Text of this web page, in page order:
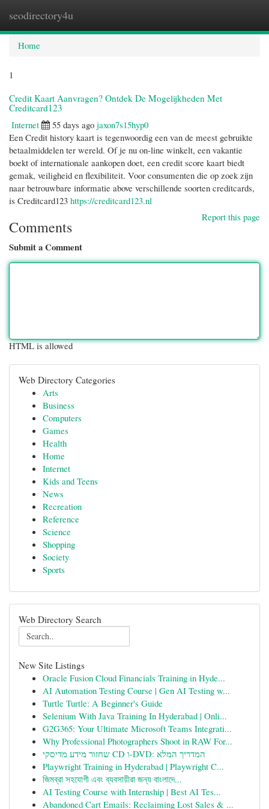
seodirectory4u
Home
1
Credit Kaart Aanvragen? Ontdek De Mogelijkheden Met
Creditcard123
Internet
55 days ago jaxon7s15hyp0
Een Credit history kaart is tegenwoordig een van de meest gebruikte
betaalmiddelen ter wereld. Of je nu on-line winkelt, een vakantie
boekt of internationale aankopen doet, een credit score kaart biedt
gemak, veiligheid en flexibiliteit. Voor consumenten die op zoek zijn
naar betrouwbare informatie above verschillende soorten creditcards,
is Creditcard123 https://creditcard123.nl
Report this page
Comments
Submit a Comment
HTML is allowed
Web Directory Categories
Arts
Business
Computers
Games
Health
Home
Internet
Kids and Teens
News
Recreation
Reference
Science
Shopping
Society
Sports
Web Directory Search
New Site Listings
Oracle Fusion Cloud Financials Training in Hyde...
AI Automation Testing Course | Gen AI Testing w...
Turtle Turtle: A Beginner's Guide
Selenium With Java Training In Hyderabad | Onli...
G2G365: Your Ultimate Microsoft Teams Integrati...
Why Professional Photographers Shoot in RAW For...
שחזור מידע מדיסקי CD ו-DVD: המדריך המלא
Playwright Training in Hyderabad | Playwright C...
জিমব্রা সহযোগী এবং ব্যবসায়ীরা জন্য বাংলাদে...
AI Testing Course with Internship | Best AI Tes...
Abandoned Cart Emails: Reclaiming Lost Sales & ...